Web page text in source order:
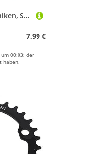
Tbest E Gitarre Mechaniken, Stimmwirbel Gitarre, 6Pcs Silber, Kunststoff, Schädel, konkav, 1,8 cm * 1,7 cm / 0,7 inches * 0,6 inches
7,99 €
00:03; der
haben.